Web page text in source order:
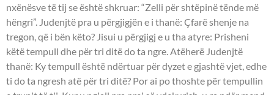
nxënësve të tij se është shkruar: “Zelli për shtëpinë tënde më
hëngri”. Judenjtë pra u përgjigjën e i thanë: Çfarë shenje na
tregon, që i bën këto? Jisui u përgjigj e u tha atyre: Prisheni
këtë tempull dhe për tri ditë do ta ngre. Atëherë Judenjtë
thanë: Ky tempull është ndërtuar për dyzet e gjashtë vjet, edhe
ti do ta ngresh atë për tri ditë? Por ai po thoshte për tempullin